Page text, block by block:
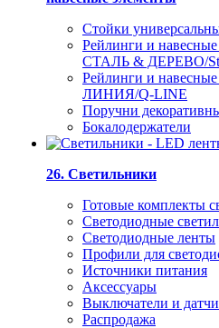
Стойки
Рейлинги и
СТАЛЬ & ДЕРЕВО/
Рейлинги и
ЛИНИЯ/Q-LINE
Поручни
Бокалодержатели
26. Светильники
Готовые комплекты
Светодиодные
Светодиодные ленты
Профили для
Источники питания
Аксессуары
Выключатели и
Распродажа